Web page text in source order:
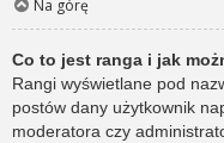
Na górę
Co to jest ranga i jak
Rangi wyświetlane pod
postów dany użytkownik
moderatora czy